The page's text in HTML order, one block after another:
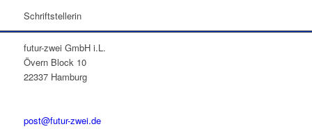
Schriftstellerin
futur-zwei GmbH i.L.
Övern Block 10
22337 Hamburg
post@futur-zwei.de